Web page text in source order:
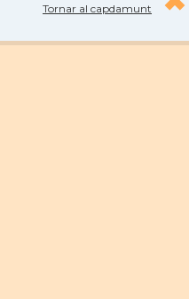
Tornar al capdamunt